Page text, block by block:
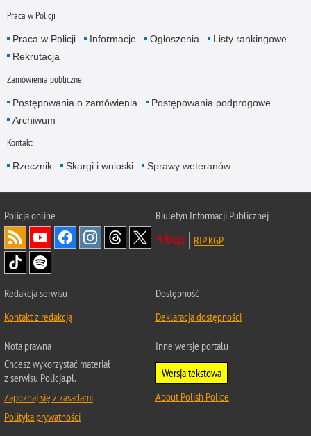
Praca w Policji
Praca w Policji Informacje Ogłoszenia
Listy rankingowe
Rekrutacja
Zamówienia publiczne
Postępowania o zamówienia
Postępowania podprogowe
Archiwum
Kontakt
Rzecznik Skargi i wnioski Sprawy weteranów
Policjaonline
Biuletyn Informacji Publicznej
BIP KGP
Redakcja serwisu
Kontakt z redakcją
Dostępność
Deklaracja dostępności
Nota prawna
Chcesz wykorzystać materiał
z serwisu Policja.pl.
Zapoznaj się z zasadami
Polityka prywatności
Inne wersje portalu
Wersja tekstowa
About Polish Police